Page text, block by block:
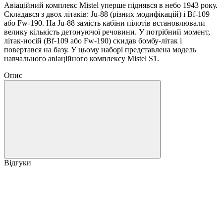
Авіаційний комплекс Mistel уперше піднявся в небо 1943 року.
Складався з двох літаків: Ju-88 (різних модифікацій) і Bf-109
або Fw-190. На Ju-88 замість кабіни пілотів встановлювали
велику кількість детонуючої речовини. У потрібний момент,
літак-носій (Bf-109 або Fw-190) скидав бомбу-літак і
повертався на базу. У цьому наборі представлена модель
навчального авіаційного комплексу Mistel S1.
Опис
Відгуки